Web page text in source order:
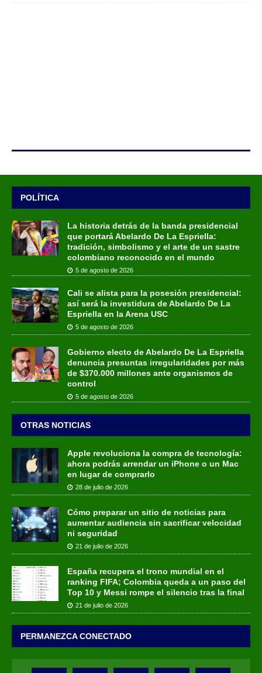
POLÍTICA
La historia detrás de la banda presidencial
que portará Abelardo De La Espriella:
tradición, simbolismo y el arte de un sastre
colombiano reconocido en el mundo
5 de agosto de 2026
Cali se alista para la posesión presidencial:
así será la investidura de Abelardo De La
Espriella en la Arena USC
5 de agosto de 2026
Gobierno electo de Abelardo De La Espriella
denuncia presuntas irregularidades por más
de $370.000 millones ante organismos de
control
5 de agosto de 2026
OTRAS NOTICIAS
Apple revoluciona la compra de tecnología:
ahora podrás arrendar un iPhone o un Mac
en lugar de comprarlo
28 de julio de 2026
Cómo preparar un sitio de noticias para
aumentar audiencia sin sacrificar velocidad
ni seguridad
21 de julio de 2026
España recupera el trono mundial en el
ranking FIFA; Colombia queda a un paso del
Top 10 y Messi rompe el silencio tras la final
21 de julio de 2026
PERMANEZCA CONECTADO